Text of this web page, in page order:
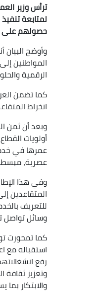
ترأس وزير
لمتابعة
حصولهم على
وأوضح البيان
الرقمية
كما تضمن
انخراط
وبعد أن ثمن
أولويات
عمرها في
عصرية،
وفي هذا
المتقاعدين
للتعريف
وسائل تواصل
كما تمحورت
استقباله مع
رفع
وتعزيز
والابتكار